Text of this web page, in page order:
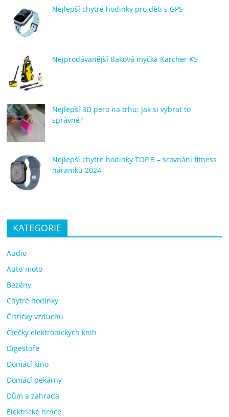
Nejlepší chytré hodinky pro děti s GPS
Nejprodávanější tlaková myčka Kärcher K5
Nejlepší 3D pero na trhu: Jak si vybrat to
správné?
Nejlepší chytré hodinky TOP 5 – srovnání fitness
náramků 2024
KATEGORIE
Audio
Auto-moto
Bazény
Chytré hodinky
Čističky vzduchu
Čtečky elektronických knih
Digestoře
Domácí kino
Domácí pekárny
Dům a zahrada
Elektrické hrnce